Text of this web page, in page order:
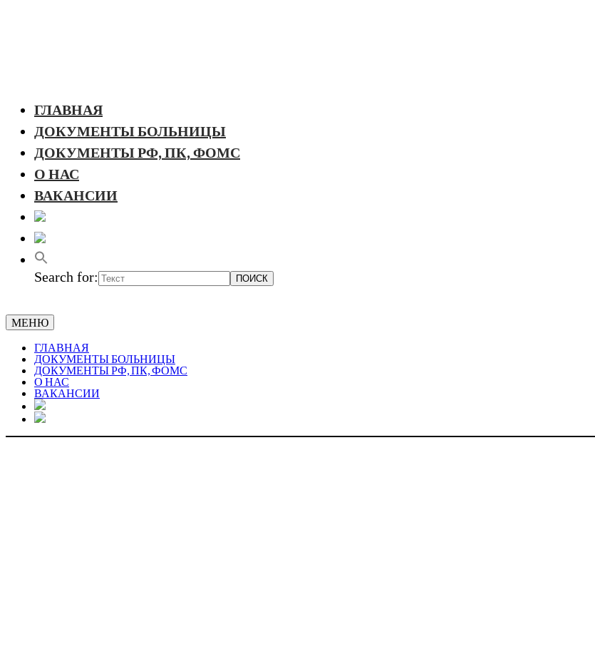
ГЛАВНАЯ
ДОКУМЕНТЫ БОЛЬНИЦЫ
ДОКУМЕНТЫ РФ, ПК, ФОМС
О НАС
ВАКАНСИИ
Search for:
МЕНЮ
ГЛАВНАЯ
ДОКУМЕНТЫ БОЛЬНИЦЫ
ДОКУМЕНТЫ РФ, ПК, ФОМС
О НАС
ВАКАНСИИ